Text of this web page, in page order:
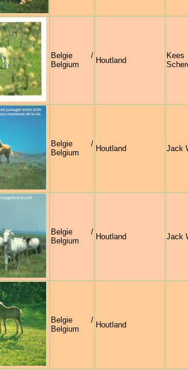
Belgie /
Belgium
Houtland
Belgie /
Belgium
Houtland Jack
Belgie /
Belgium
Houtland Jack
Belgie /
Belgium
Houtland